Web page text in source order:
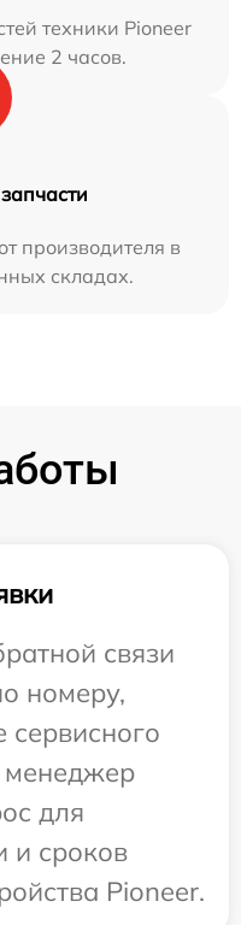
техники Pioneer
2 часов.
производителя в
складах.
связи
номеру,
сервисного
менеджер
для
и сроков
Pioneer.